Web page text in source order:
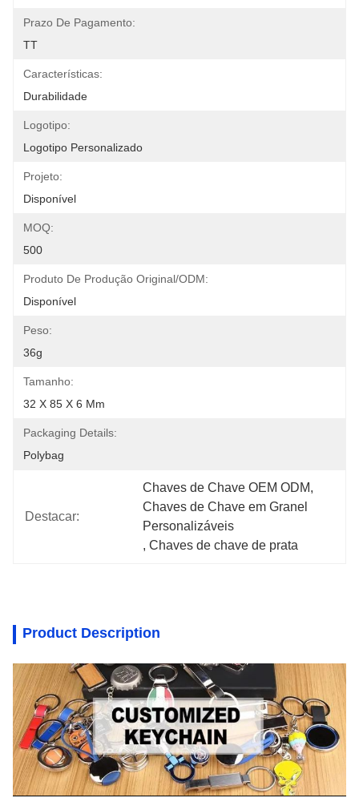
Prazo De Pagamento:
TT
Características:
Durabilidade
Logotipo:
Logotipo Personalizado
Projeto:
Disponível
MOQ:
500
Produto De Produção Original/ODM:
Disponível
Peso:
36g
Tamanho:
32 X 85 X 6 Mm
Packaging Details:
Polybag
Destacar:
Chaves de Chave OEM ODM,
Chaves de Chave em Granel
Personalizáveis
, Chaves de chave de prata
Product Description